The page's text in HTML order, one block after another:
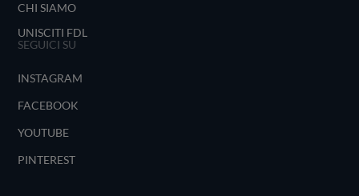
CHI SIAMO
UNISCITI FDL
SEGUICI SU
INSTAGRAM
FACEBOOK
YOUTUBE
PINTEREST